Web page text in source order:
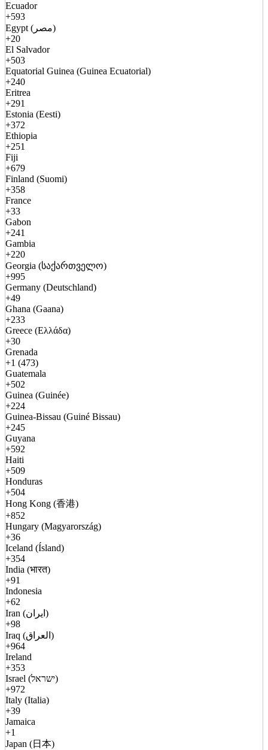
Ecuador
+593
Egypt (مصر)
+20
El Salvador
+503
Equatorial Guinea (Guinea Ecuatorial)
+240
Eritrea
+291
Estonia (Eesti)
+372
Ethiopia
+251
Fiji
+679
Finland (Suomi)
+358
France
+33
Gabon
+241
Gambia
+220
Georgia (საქართველო)
+995
Germany (Deutschland)
+49
Ghana (Gaana)
+233
Greece (Ελλάδα)
+30
Grenada
+1 (473)
Guatemala
+502
Guinea (Guinée)
+224
Guinea-Bissau (Guiné Bissau)
+245
Guyana
+592
Haiti
+509
Honduras
+504
Hong Kong (香港)
+852
Hungary (Magyarország)
+36
Iceland (Ísland)
+354
India (भारत)
+91
Indonesia
+62
Iran (ایران)
+98
Iraq (العراق)
+964
Ireland
+353
Israel (ישראל)
+972
Italy (Italia)
+39
Jamaica
+1
Japan (日本)